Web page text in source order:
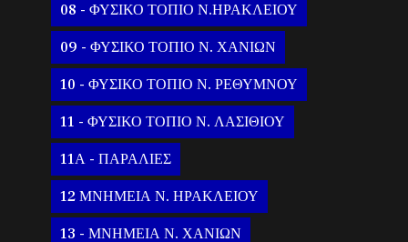
08 - ΦΥΣΙΚΟ ΤΟΠΙΟ Ν.ΗΡΑΚΛΕΙΟΥ
09 - ΦΥΣΙΚΟ ΤΟΠΙΟ Ν. ΧΑΝΙΩΝ
10 - ΦΥΣΙΚΟ ΤΟΠΙΟ Ν. ΡΕΘΥΜΝΟΥ
11 - ΦΥΣΙΚΟ ΤΟΠΙΟ Ν. ΛΑΣΙΘΙΟΥ
11Α - ΠΑΡΑΛΙΕΣ
12 ΜΝΗΜΕΙΑ Ν. ΗΡΑΚΛΕΙΟΥ
13 - ΜΝΗΜΕΙΑ Ν. ΧΑΝΙΩΝ